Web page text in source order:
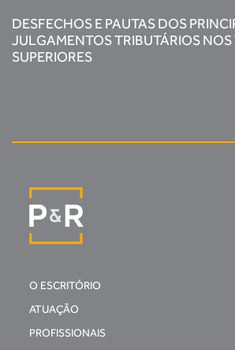
DESFECHOS E PAUTAS DOS
JULGAMENTOS TRIBUTÁRIOS
SUPERIORES
O ESCRITÓRIO
ATUAÇÃO
PROFISSIONAIS